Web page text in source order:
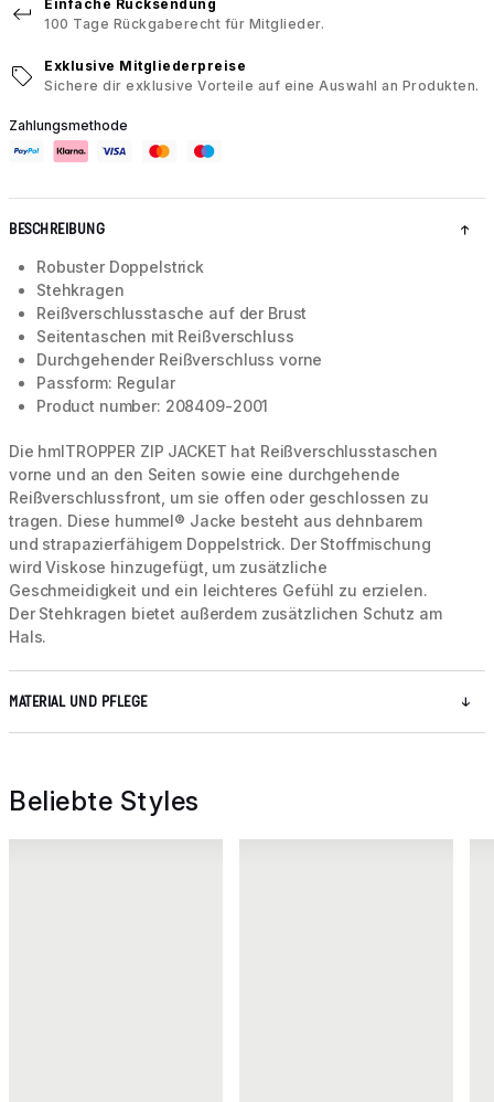
Einfache Rücksendung
100 Tage Rückgaberecht für Mitglieder.
Exklusive Mitgliederpreise
Sichere dir exklusive Vorteile auf eine Auswahl an Produkten.
Zahlungsmethode
BESCHREIBUNG
Robuster Doppelstrick
Stehkragen
Reißverschlusstasche auf der Brust
Seitentaschen mit Reißverschluss
Durchgehender Reißverschluss vorne
Passform: Regular
Product number: 208409-2001
Die hmlTROPPER ZIP JACKET hat Reißverschlusstaschen
vorne und an den Seiten sowie eine durchgehende
Reißverschlussfront, um sie offen oder geschlossen zu
tragen. Diese hummel® Jacke besteht aus dehnbarem
und strapazierfähigem Doppelstrick. Der Stoffmischung
wird Viskose hinzugefügt, um zusätzliche
Geschmeidigkeit und ein leichteres Gefühl zu erzielen.
Der Stehkragen bietet außerdem zusätzlichen Schutz am
Hals.
MATERIAL UND PFLEGE
Beliebte Styles